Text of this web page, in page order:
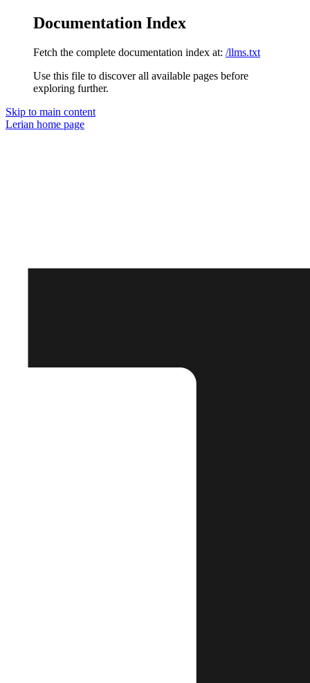
Documentation Index
Fetch the complete documentation index at: /llms.txt
Use this file to discover all available pages before
exploring further.
Skip to main content
Lerian home page